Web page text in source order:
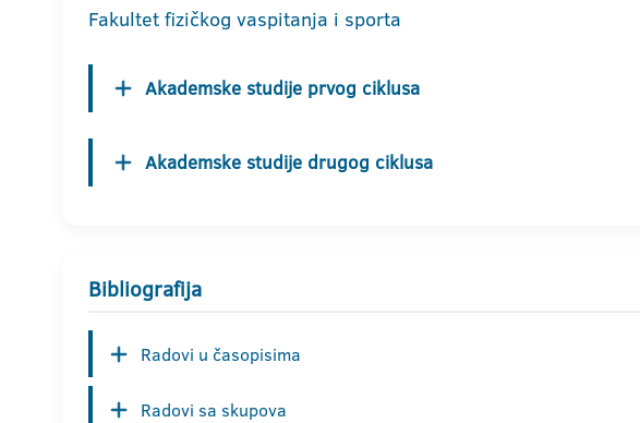
Fakultet fizičkog vaspitanja i sporta
Akademske studije prvog ciklusa
Akademske studije drugog ciklusa
Bibliografija
Radovi u časopisima
Radovi sa skupova